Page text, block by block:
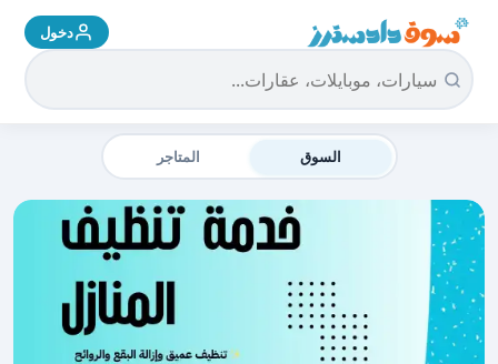
سوق دادسترز الرئيسية دخول
السوق المتاجر